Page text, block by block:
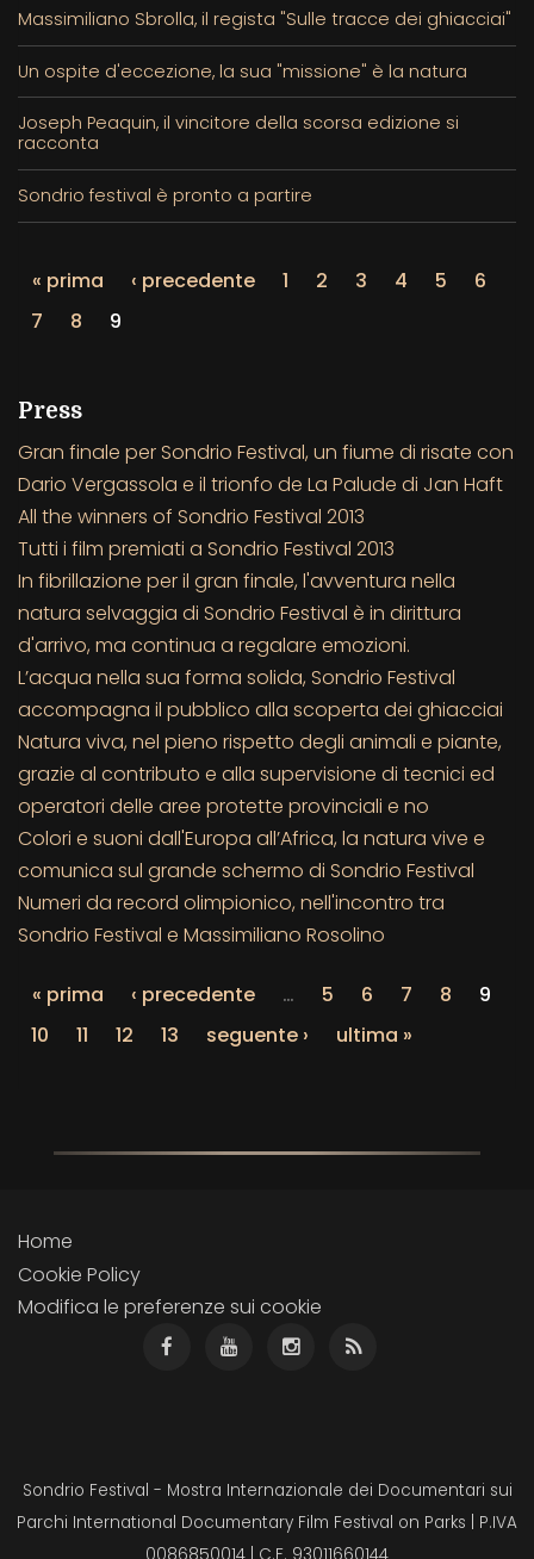
Massimiliano Sbrolla, il regista "Sulle tracce dei ghiacciai"
Un ospite d'eccezione, la sua "missione" è la natura
Joseph Peaquin, il vincitore della scorsa edizione si
racconta
Sondrio festival è pronto a partire
« prima ‹ precedente 1 2 3 4 5
6
7
8 9
Press
Gran finale per Sondrio Festival, un fiume di risate con
Dario Vergassola e il trionfo de La Palude di Jan Haft
All the winners of Sondrio Festival 2013
Tutti i film premiati a Sondrio Festival 2013
In fibrillazione per il gran finale, l'avventura nella
natura selvaggia di Sondrio Festival è in dirittura
d'arrivo, ma continua a regalare emozioni.
L’acqua nella sua forma solida, Sondrio Festival
accompagna il pubblico alla scoperta dei ghiacciai
Natura viva, nel pieno rispetto degli animali e piante,
grazie al contributo e alla supervisione di tecnici ed
operatori delle aree protette provinciali e no
Colori e suoni dall'Europa all’Africa, la natura vive e
comunica sul grande schermo di Sondrio Festival
Numeri da record olimpionico, nell'incontro tra
Sondrio Festival e Massimiliano Rosolino
« prima ‹ precedente … 5 6 7 8
9
10
11 12 13 seguente › ultima »
Home
Cookie Policy
Modifica le preferenze sui cookie
Sondrio Festival - Mostra Internazionale dei Documentari sui
Parchi International Documentary Film Festival on Parks | P.IVA